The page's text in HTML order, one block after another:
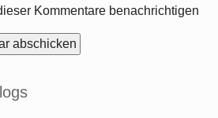
Kommentare benachrichtigen